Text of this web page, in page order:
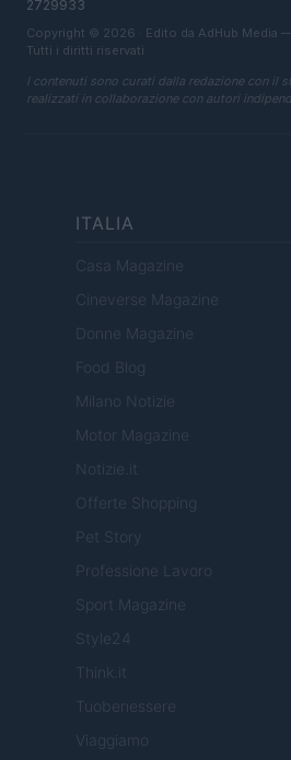
2729933
Copyright © 2026 · Edito da AdHub Media
Tutti i diritti riservati
I contenuti sono curati dalla redazione con il
realizzati in collaborazione con autori
ITALIA
Casa Magazine
Cineverse Magazine
Donne Magazine
Food Blog
Milano Notizie
Motor Magazine
Notizie.it
Offerte Shopping
Pet Story
Professione Lavoro
Sport Magazine
Style24
Think.it
Tuobenessere
Viaggiamo